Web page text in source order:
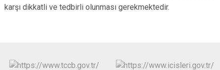
karşı dikkatli ve tedbirli olunması gerekmektedir.